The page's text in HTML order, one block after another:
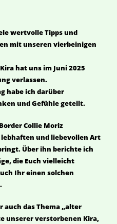
wertvolle Tipps und
mit unseren vierbeinigen
hat uns im Juni 2025
verlassen.
habe ich darüber
und Gefühle geteilt.
Collie Moriz
und liebevollen Art
Über ihn berichte ich
die Euch vielleicht
Ihr einen solchen
auch das Thema „alter
unserer verstorbenen Kira,